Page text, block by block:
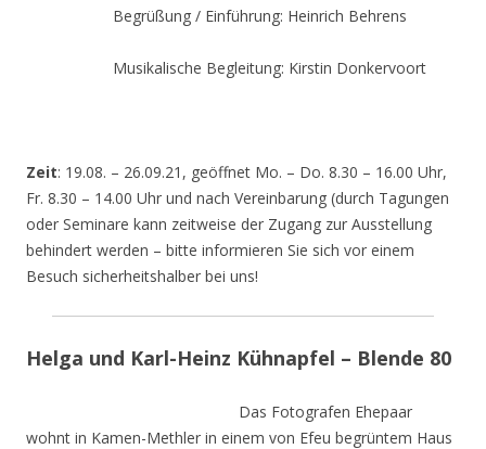
Begrüßung / Einführung: Heinrich Behrens
Musikalische Begleitung: Kirstin Donkervoort
Zeit: 19.08. – 26.09.21, geöffnet Mo. – Do. 8.30 – 16.00 Uhr,
Fr. 8.30 – 14.00 Uhr und nach Vereinbarung (durch Tagungen
oder Seminare kann zeitweise der Zugang zur Ausstellung
behindert werden – bitte informieren Sie sich vor einem
Besuch sicherheitshalber bei uns!
Helga und Karl-Heinz Kühnapfel – Blende 80
Das Fotografen Ehepaar
wohnt in Kamen-Methler in einem von Efeu begrüntem Haus